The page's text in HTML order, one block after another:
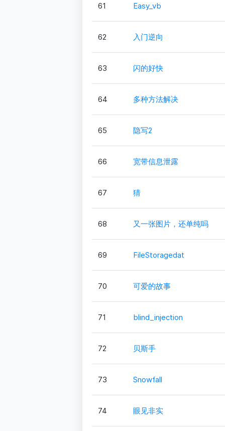
61 Easy_vb
62 入门逆向
63 闪的好快
64 多种方法解决
65 隐写2
66 宽带信息泄露
67 猜
68 又一张图片，还单纯吗
69 FileStoragedat
70 可爱的故事
71 blind_injection
72 贝斯手
73 Snowfall
74 眼见非实